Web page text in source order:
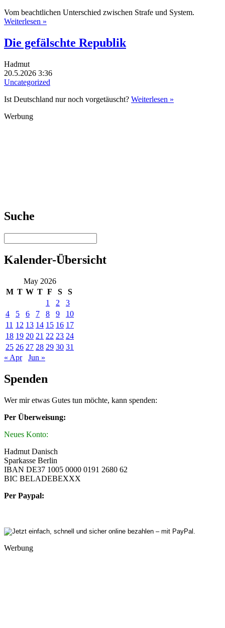
Vom beachtlichen Unterschied zwischen Strafe und System.
Weiterlesen »
Die gefälschte Republik
Hadmut
20.5.2026 3:36
Uncategorized
Ist Deutschland nur noch vorgetäuscht? Weiterlesen »
Werbung
Suche
Kalender-Übersicht
May 2026
M T W T F S
S
1
2
3
4
5 6 7 8 9
10
11 12 13 14 15 16 17
18 19 20 21 22 23 24
25 26 27 28 29 30 31
« Apr
Jun »
Spenden
Wer mir etwas Gutes tun möchte, kann spenden:
Per Überweisung:
Neues Konto:
Hadmut Danisch
Sparkasse Berlin
IBAN DE37 1005 0000 0191 2680 62
BIC BELADEBEXXX
Per Paypal:
Werbung